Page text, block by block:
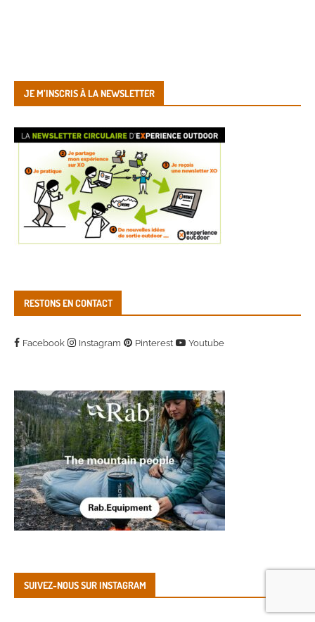
JE M’INSCRIS À LA NEWSLETTER
RESTONS EN CONTACT
Facebook Instagram Pinterest Youtube
SUIVEZ-NOUS SUR INSTAGRAM